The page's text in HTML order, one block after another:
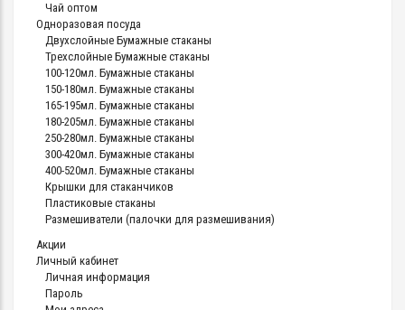
Чай оптом
Одноразовая посуда
Двухслойные Бумажные стаканы
Трехслойные Бумажные стаканы
100-120мл. Бумажные стаканы
150-180мл. Бумажные стаканы
165-195мл. Бумажные стаканы
180-205мл. Бумажные стаканы
250-280мл. Бумажные стаканы
300-420мл. Бумажные стаканы
400-520мл. Бумажные стаканы
Крышки для стаканчиков
Пластиковые стаканы
Размешиватели (палочки для размешивания)
Акции
Личный кабинет
Личная информация
Пароль